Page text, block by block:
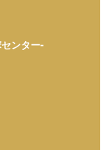
ンター-